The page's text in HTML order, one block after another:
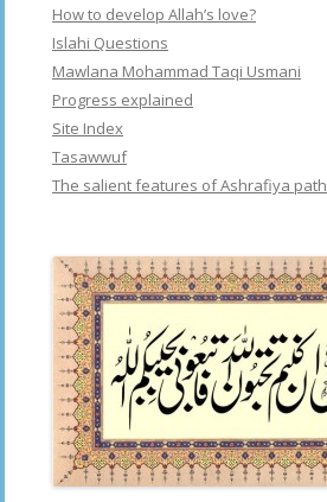
How to develop Allah’s love?
Islahi Questions
Mawlana Mohammad Taqi Usmani
Progress explained
Site Index
Tasawwuf
The salient features of Ashrafiya path